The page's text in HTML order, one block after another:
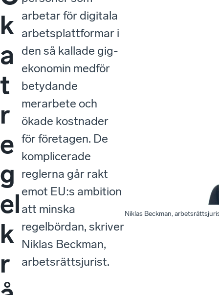
k
a
t
r
e
g
el
k
r
arbetar för digitala
arbetsplattformar i
den så kallade gig-
ekonomin medför
betydande
merarbete och
ökade kostnader
för företagen. De
komplicerade
reglerna går rakt
emot EU:s ambition
att minska
regelbördan, skriver
Niklas Beckman,
arbetsrättsjurist.
Niklas Beckman,